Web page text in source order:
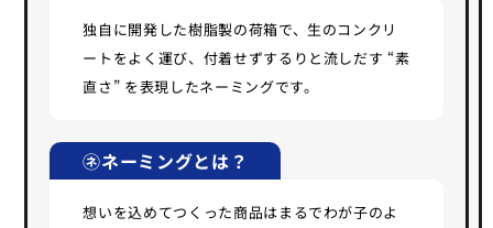
独自に開発した樹脂製の荷箱で、生のコンクリ
ートをよく運び、付着せずするりと流しだす “素
直さ” を表現したネーミングです。
㋧ネーミングとは？
想いを込めてつくった商品はまるでわが子のよ